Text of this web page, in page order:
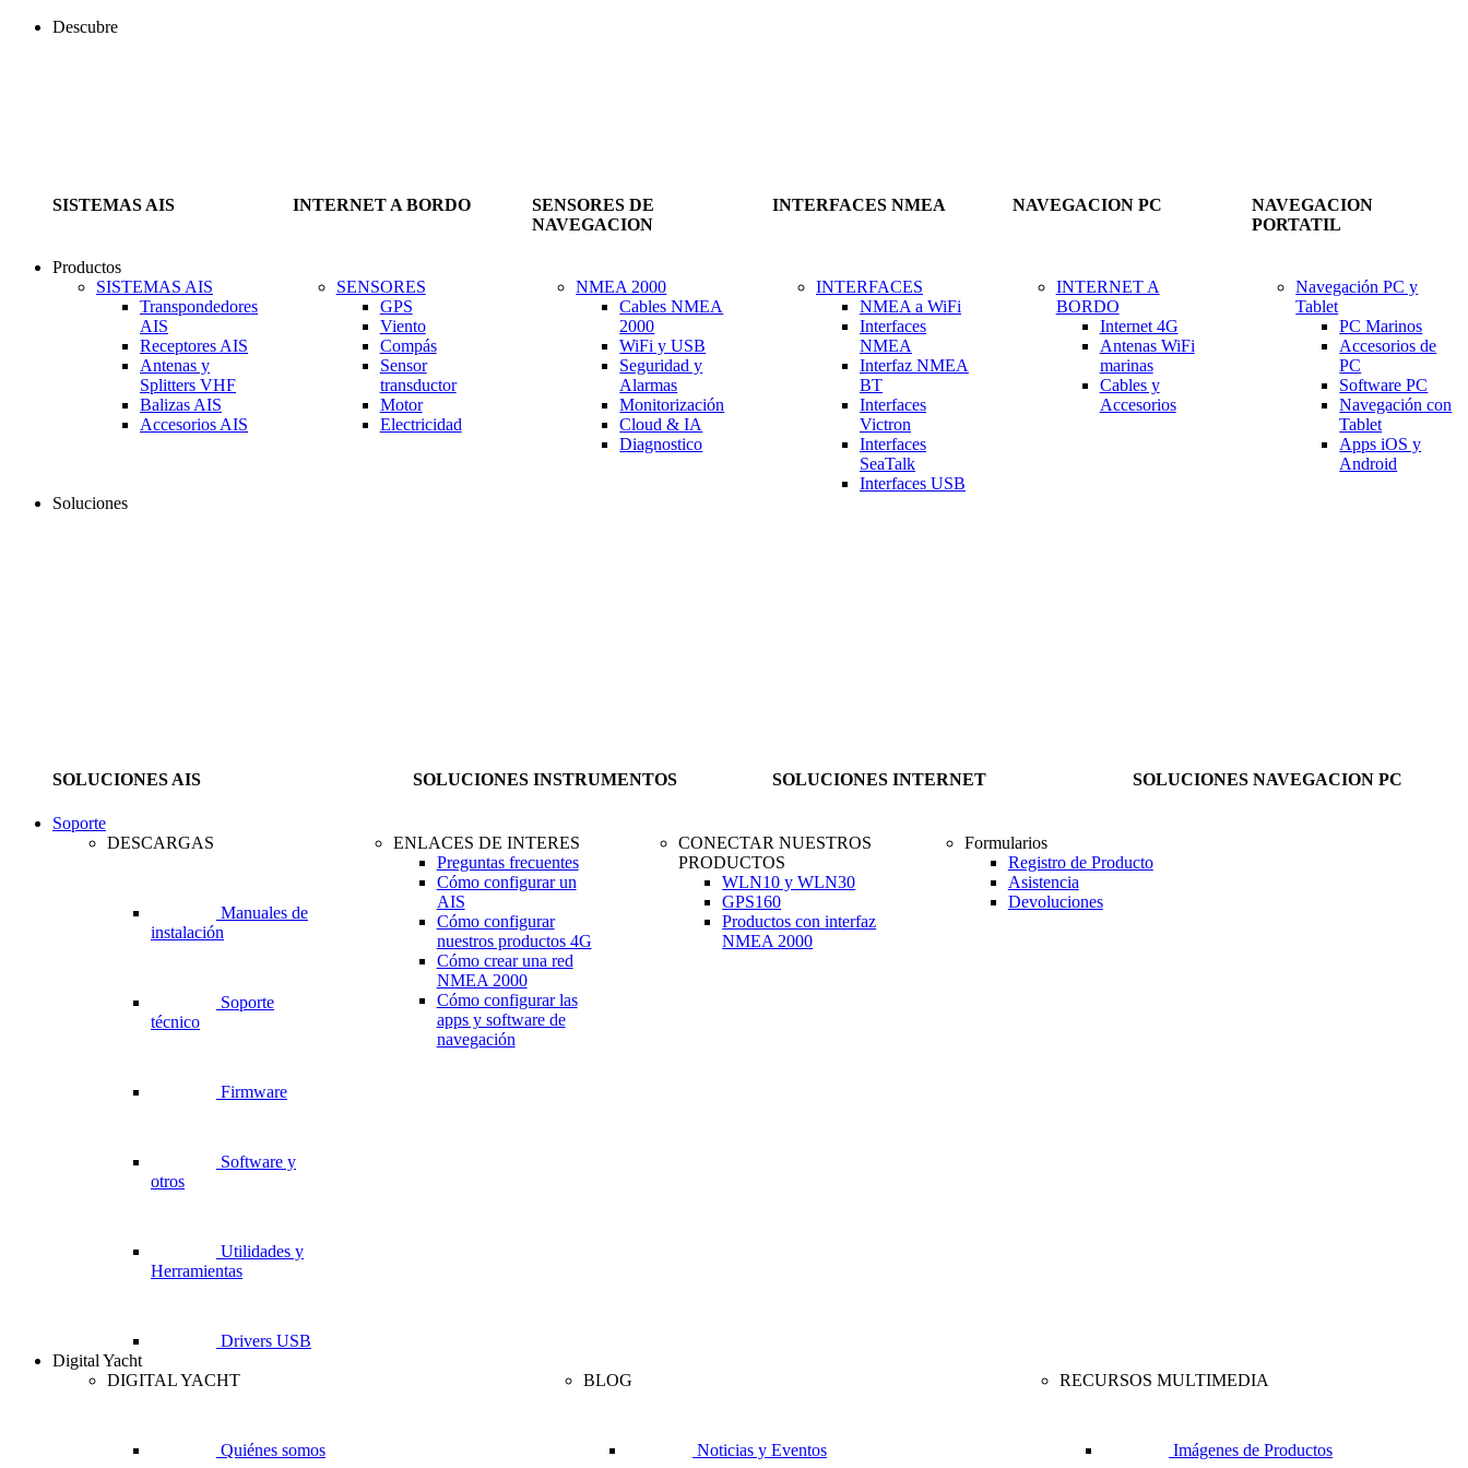
Descubre
SISTEMAS AIS INTERNET A BORDO
SENSORES DE
NAVEGACION
INTERFACES NMEA NAVEGACION PC
NAVEGACION
PORTATIL
Productos
SISTEMAS AIS
Transpondedores
AIS
Receptores AIS
Antenas y
Splitters VHF
Balizas AIS
Accesorios AIS
SENSORES
GPS
Viento
Compás
Sensor
transductor
Motor
Electricidad
NMEA 2000
Cables NMEA
2000
WiFi y USB
Seguridad y
Alarmas
Monitorización
Cloud & IA
Diagnostico
INTERFACES
NMEA a WiFi
Interfaces
NMEA
Interfaz NMEA
BT
Interfaces
Victron
Interfaces
SeaTalk
Interfaces USB
INTERNET A
BORDO
Internet 4G
Antenas WiFi
marinas
Cables y
Accesorios
Navegación PC y
Tablet
PC Marinos
Accesorios de
PC
Software PC
Navegación con
Tablet
Apps iOS y
Android
Soluciones
SOLUCIONES AIS SOLUCIONES INSTRUMENTOS SOLUCIONES INTERNET SOLUCIONES NAVEGACION PC
Soporte
DESCARGAS
Manuales de
instalación
Soporte
técnico
Firmware
Software y
otros
Utilidades y
Herramientas
Drivers USB
ENLACES DE INTERES
Preguntas frecuentes
Cómo configurar un
AIS
Cómo configurar
nuestros productos 4G
Cómo crear una red
NMEA 2000
Cómo configurar las
apps y software de
navegación
CONECTAR NUESTROS
PRODUCTOS
WLN10 y WLN30
GPS160
Productos con interfaz
NMEA 2000
Formularios
Registro de Producto
Asistencia
Devoluciones
Digital Yacht
DIGITAL YACHT
Quiénes somos
BLOG
Noticias y Eventos
RECURSOS MULTIMEDIA
Imágenes de Productos